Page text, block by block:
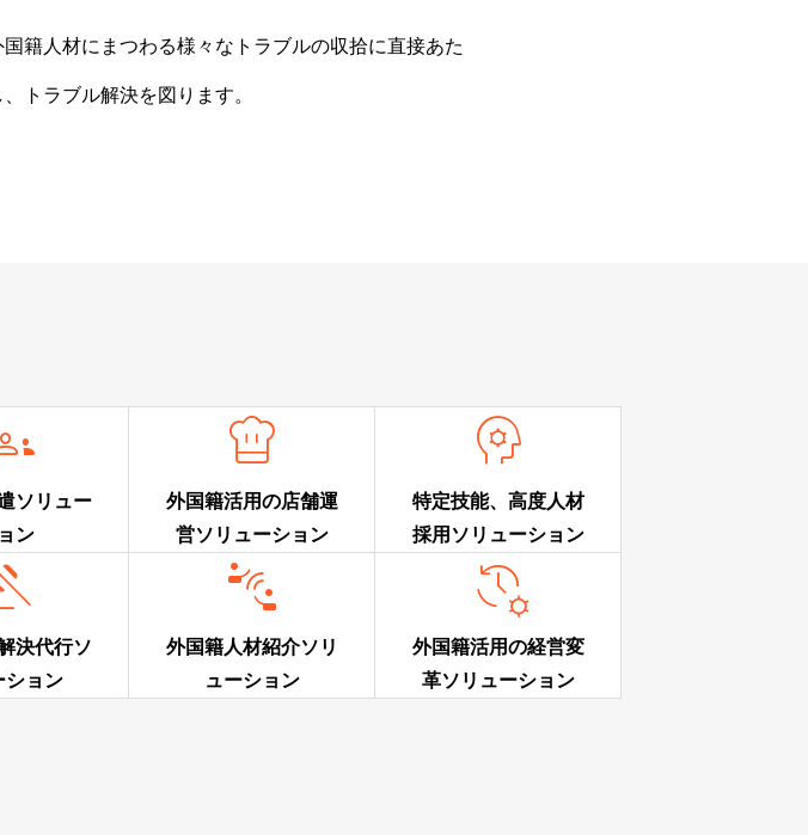
籍人材にまつわる様々なトラブルの収拾に直接あた
トラブル解決を図ります。
ソリュー
ン

外国籍活用の店舗運
営ソリューション

特定技能、高度人材
採用ソリューション
決代行ソ
ション

外国籍人材紹介ソリ
ューション

外国籍活用の経営変
革ソリューション